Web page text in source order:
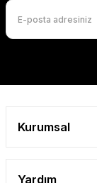
Kurumsal
Yardım